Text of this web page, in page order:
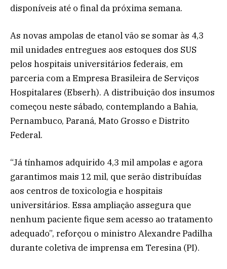
disponíveis até o final da próxima semana.
As novas ampolas de etanol vão se somar às 4,3
mil unidades entregues aos estoques dos SUS
pelos hospitais universitários federais, em
parceria com a Empresa Brasileira de Serviços
Hospitalares (Ebserh). A distribuição dos insumos
começou neste sábado, contemplando a Bahia,
Pernambuco, Paraná, Mato Grosso e Distrito
Federal.
“Já tínhamos adquirido 4,3 mil ampolas e agora
garantimos mais 12 mil, que serão distribuídas
aos centros de toxicologia e hospitais
universitários. Essa ampliação assegura que
nenhum paciente fique sem acesso ao tratamento
adequado”, reforçou o ministro Alexandre Padilha
durante coletiva de imprensa em Teresina (PI).